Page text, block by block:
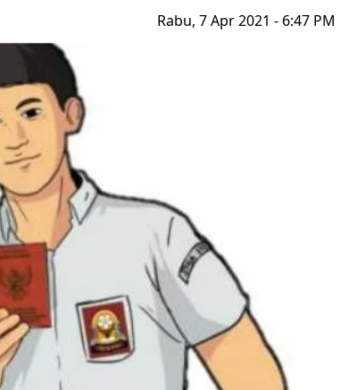
Rabu, 7 Apr 2021 - 6:47 PM